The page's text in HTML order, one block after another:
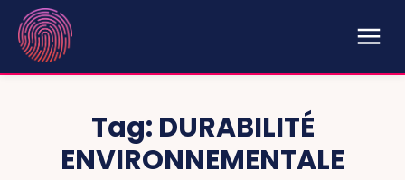
Tag: DURABILITÉ
ENVIRONNEMENTALE